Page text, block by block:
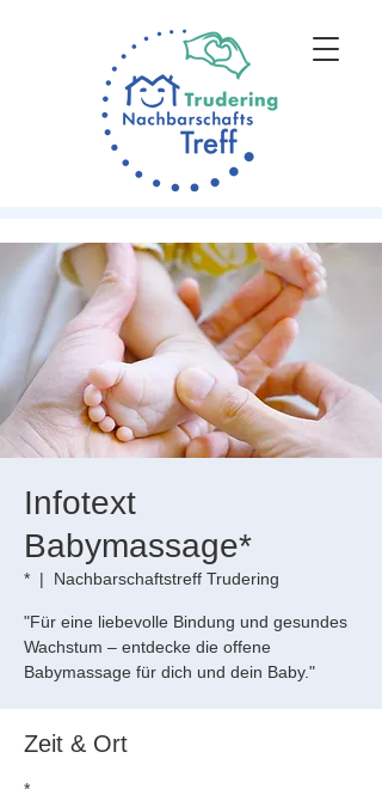
Infotext
Babymassage*
*
  |
Nachbarschaftstreff Trudering
"Für eine liebevolle Bindung und gesundes
Wachstum – entdecke die offene
Babymassage für dich und dein Baby."
Zeit & Ort
*